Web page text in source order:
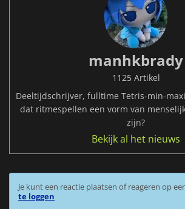
manhkbrady
1125 Artikel
Deeltijdschrijver, fulltime Tetris-min-
dat ritmespellen een vorm van
zijn?
Bekijk al het nieuws
Je kunt een reactie plaatsen of reageren op
te loggen